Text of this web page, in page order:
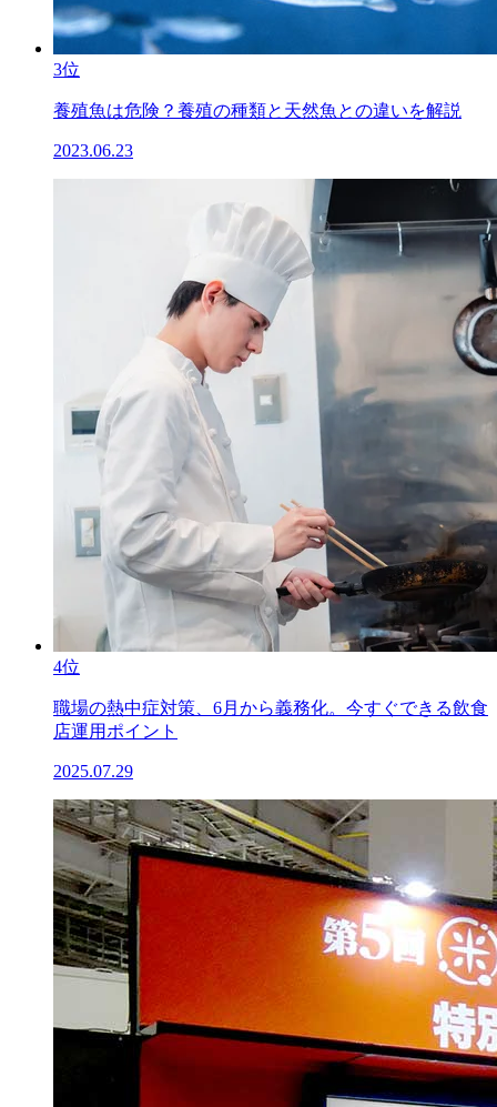
3位
養殖魚は危険？養殖の種類と天然魚との違いを解説
2023.06.23
4位
職場の熱中症対策、6月から義務化。今すぐできる飲食
店運用ポイント
2025.07.29